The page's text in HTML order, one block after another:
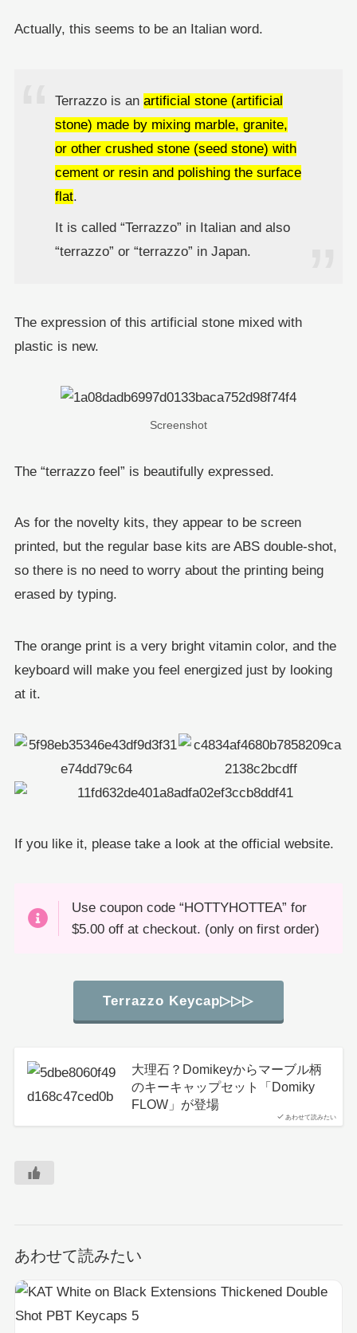
Actually, this seems to be an Italian word.
Terrazzo is an artificial stone (artificial
stone) made by mixing marble, granite,
or other crushed stone (seed stone) with
cement or resin and polishing the surface
flat.
It is called “Terrazzo” in Italian and also
“terrazzo” or “terrazzo” in Japan.
The expression of this artificial stone mixed with
plastic is new.
Screenshot
The “terrazzo feel” is beautifully expressed.
As for the novelty kits, they appear to be screen
printed, but the regular base kits are ABS double-shot,
so there is no need to worry about the printing being
erased by typing.
The orange print is a very bright vitamin color, and the
keyboard will make you feel energized just by looking
at it.
If you like it, please take a look at the official website.
Use coupon code “HOTTYHOTTEA” for
$5.00 off at checkout. (only on first order)
Terrazzo Keycap▷▷▷
あわせて読みたい
大理石？Domikeyからマーブル柄
のキーキャップセット「Domiky
FLOW」が登場
あわせて読みたい